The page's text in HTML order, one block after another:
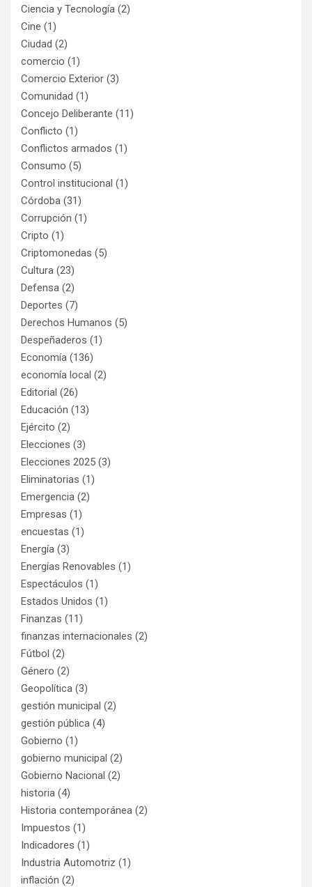
Ciencia y Tecnología (2)
Cine (1)
Ciudad (2)
comercio (1)
Comercio Exterior (3)
Comunidad (1)
Concejo Deliberante (11)
Conflicto (1)
Conflictos armados (1)
Consumo (5)
Control institucional (1)
Córdoba (31)
Corrupción (1)
Cripto (1)
Criptomonedas (5)
Cultura (23)
Defensa (2)
Deportes (7)
Derechos Humanos (5)
Despeñaderos (1)
Economía (136)
economía local (2)
Editorial (26)
Educación (13)
Ejército (2)
Elecciones (3)
Elecciones 2025 (3)
Eliminatorias (1)
Emergencia (2)
Empresas (1)
encuestas (1)
Energía (3)
Energías Renovables (1)
Espectáculos (1)
Estados Unidos (1)
Finanzas (11)
finanzas internacionales (2)
Fútbol (2)
Género (2)
Geopolítica (3)
gestión municipal (2)
gestión pública (4)
Gobierno (1)
gobierno municipal (2)
Gobierno Nacional (2)
historia (4)
Historia contemporánea (2)
Impuestos (1)
Indicadores (1)
Industria Automotriz (1)
inflación (2)